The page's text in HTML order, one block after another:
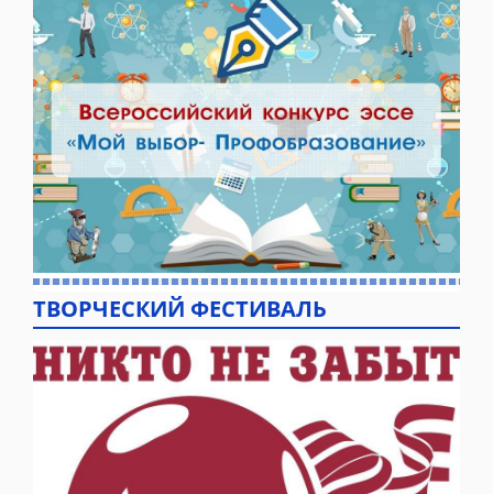
ТВОРЧЕСКИЙ ФЕСТИВАЛЬ